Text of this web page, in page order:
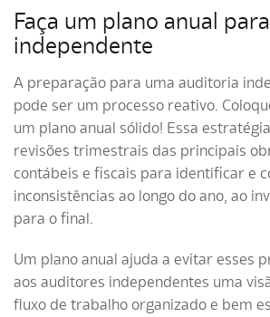
Faça um plano anual
independente
A preparação para uma auditoria
pode ser um processo reativo.
um plano anual sólido! Essa
revisões trimestrais das principais
contábeis e fiscais para identificar e
inconsistências ao longo do ano, ao
para o final.
Um plano anual ajuda a evitar esses
aos auditores independentes uma
fluxo de trabalho organizado e bem